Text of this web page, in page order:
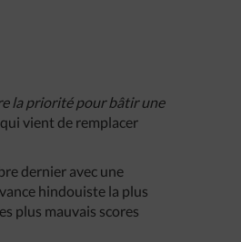
la priorité pour bâtir une
vient de remplacer
dernier avec une
hindouiste la plus
plus mauvais scores